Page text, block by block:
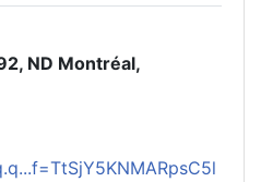
ND Montréal,